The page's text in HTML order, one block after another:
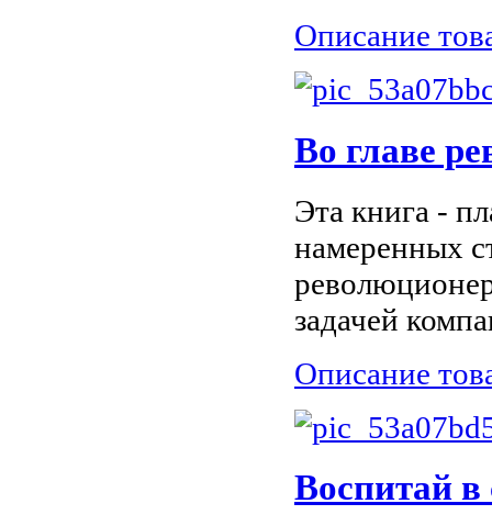
Описание
Во главе
Эта книга -
намеренных
задачей
Описание
Воспитай в